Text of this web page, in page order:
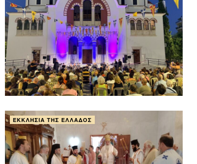
ΕΚΚΛΗΣΊΑ ΤΗΣ ΕΛΛΆΔΟΣ